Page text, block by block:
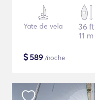
Yate de vela
36 ft
11 m
$589 /noche